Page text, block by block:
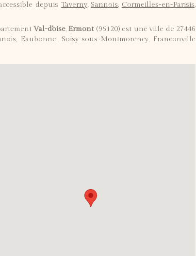
depuis Taverny, Sannois, Cormeilles-en-Parisis,
Val-d'oise,Ermont(95120) est une ville de 27446
Eaubonne, Soisy-sous-Montmorency, Franconville